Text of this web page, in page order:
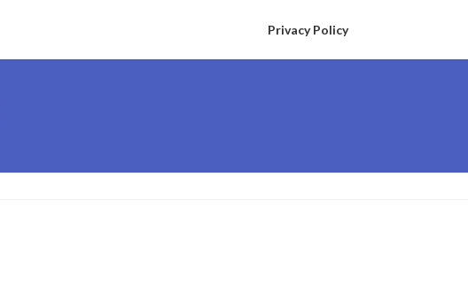
Privacy Policy